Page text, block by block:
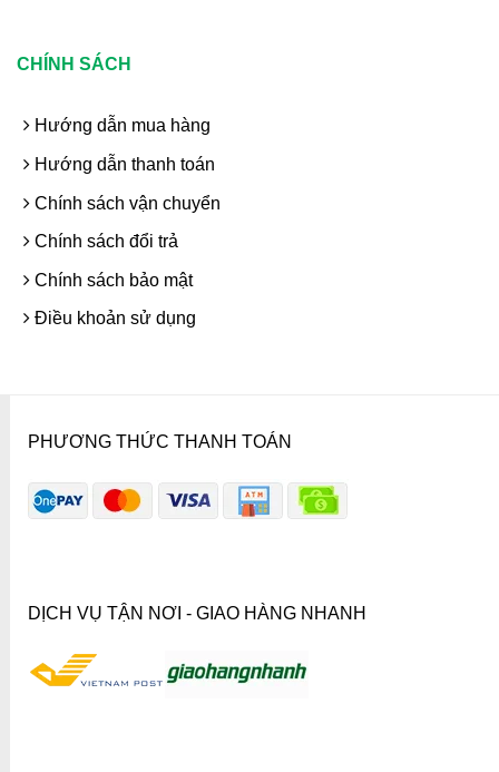
CHÍNH SÁCH
Hướng dẫn mua hàng
Hướng dẫn thanh toán
Chính sách vận chuyển
Chính sách đổi trả
Chính sách bảo mật
Điều khoản sử dụng
PHƯƠNG THỨC THANH TOÁN
DỊCH VỤ TẬN NƠI - GIAO HÀNG NHANH